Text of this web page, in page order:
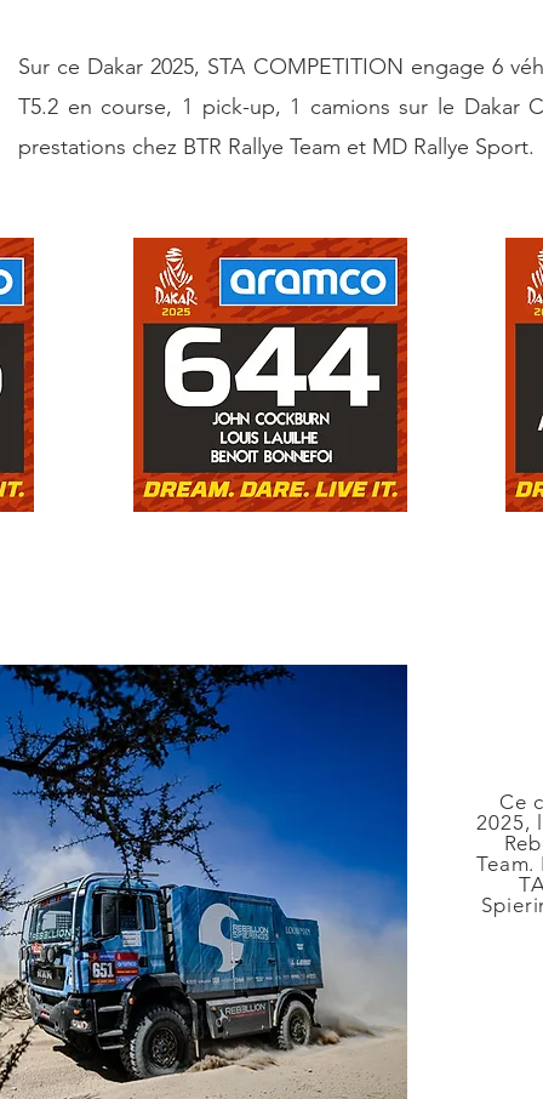
Sur ce Dakar 2025, STA COMPETITION engage 6
T5.2 en course, 1 pick-up, 1 camions sur le Dakar
prestations chez BTR Rallye Team et MD Rallye Sport.
Ce
2025,